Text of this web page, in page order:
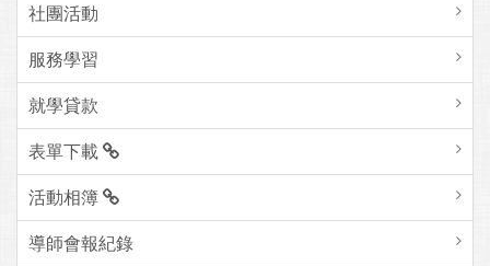
社團活動
服務學習
就學貸款
表單下載
活動相簿
導師會報紀錄